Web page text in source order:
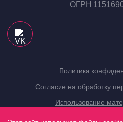
ОГРН
Политика
Согласие на обработку
Использование